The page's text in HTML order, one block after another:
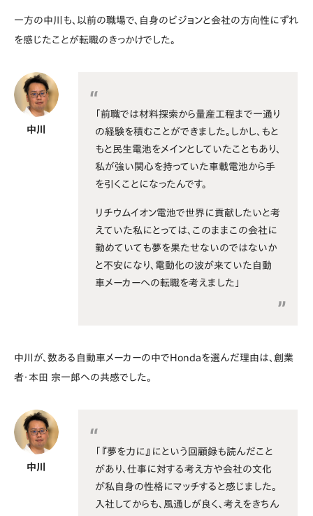
一方の中川も、以前の職場で、自身のビジョンと会社の方向性にずれ
を感じたことが転職のきっかけでした。
中川
「前職では材料探索から量産工程まで一通り
の経験を積むことができました。しかし、もと
もと民生電池をメインとしていたこともあり、
私が強い関心を持っていた車載電池から手
を引くことになったんです。
リチウムイオン電池で世界に貢献したいと考
えていた私にとっては、このままこの会社に
勤めていても夢を果たせないのではないか
と不安になり、電動化の波が来ていた自動
車メーカーへの転職を考えました」
中川が、数ある自動車メーカーの中でHondaを選んだ理由は、創業
者・本田 宗一郎への共感でした。
中川
「『夢を力に』にという回顧録も読んだこと
があり、仕事に対する考え方や会社の文化
が私自身の性格にマッチすると感じました。
入社してからも、風通しが良く、考えをきちん